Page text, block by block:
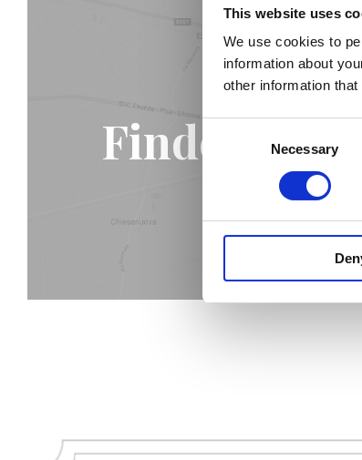
This website uses
We use cookies to
information about
other information
Necessary
Finden Sie